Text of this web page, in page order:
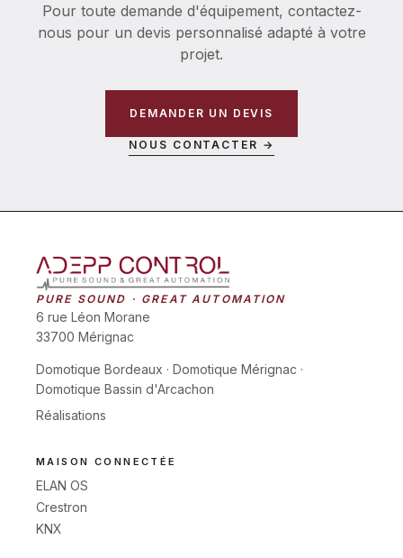
Pour toute demande d'équipement, contactez-
nous pour un devis personnalisé adapté à votre
projet.
DEMANDER UN DEVIS
NOUS CONTACTER →
PURE SOUND · GREAT AUTOMATION
6 rue Léon Morane
33700 Mérignac
Domotique Bordeaux · Domotique Mérignac ·
Domotique Bassin d'Arcachon
Réalisations
MAISON CONNECTÉE
ELAN OS
Crestron
KNX